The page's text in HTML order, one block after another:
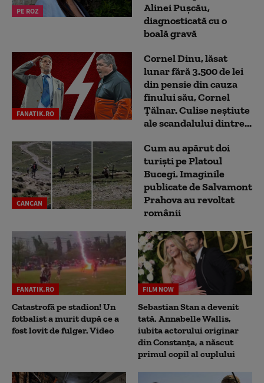
PE ROZ
Alinei Pușcău,
diagnosticată cu o
boală gravă
FANATIK.RO
Cornel Dinu, lăsat
lunar fără 3.500 de lei
din pensie din cauza
finului său, Cornel
Țălnar. Culise neștiute
ale scandalului dintre...
CANCAN
Cum au apărut doi
turiști pe Platoul
Bucegi. Imaginile
publicate de Salvamont
Prahova au revoltat
românii
FANATIK.RO
Catastrofă pe stadion! Un
fotbalist a murit după ce a
fost lovit de fulger. Video
FILM NOW
Sebastian Stan a devenit
tată. Annabelle Wallis,
iubita actorului originar
din Constanța, a născut
primul copil al cuplului